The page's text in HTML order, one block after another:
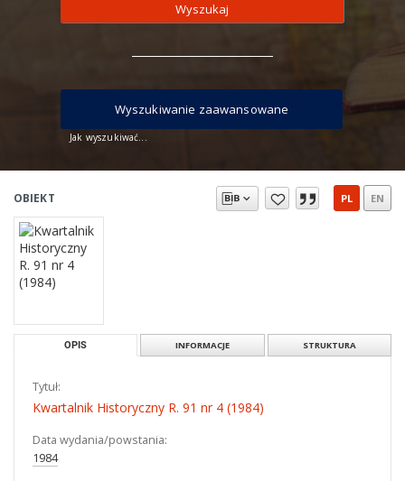
Wyszukaj
Jak wyszukiwać...
Wyszukiwanie zaawansowane
OBIEKT PL EN
OPIS INFORMACJE STRUKTURA
Tytuł:
Kwartalnik Historyczny R. 91 nr 4 (1984)
Data wydania/powstania:
1984